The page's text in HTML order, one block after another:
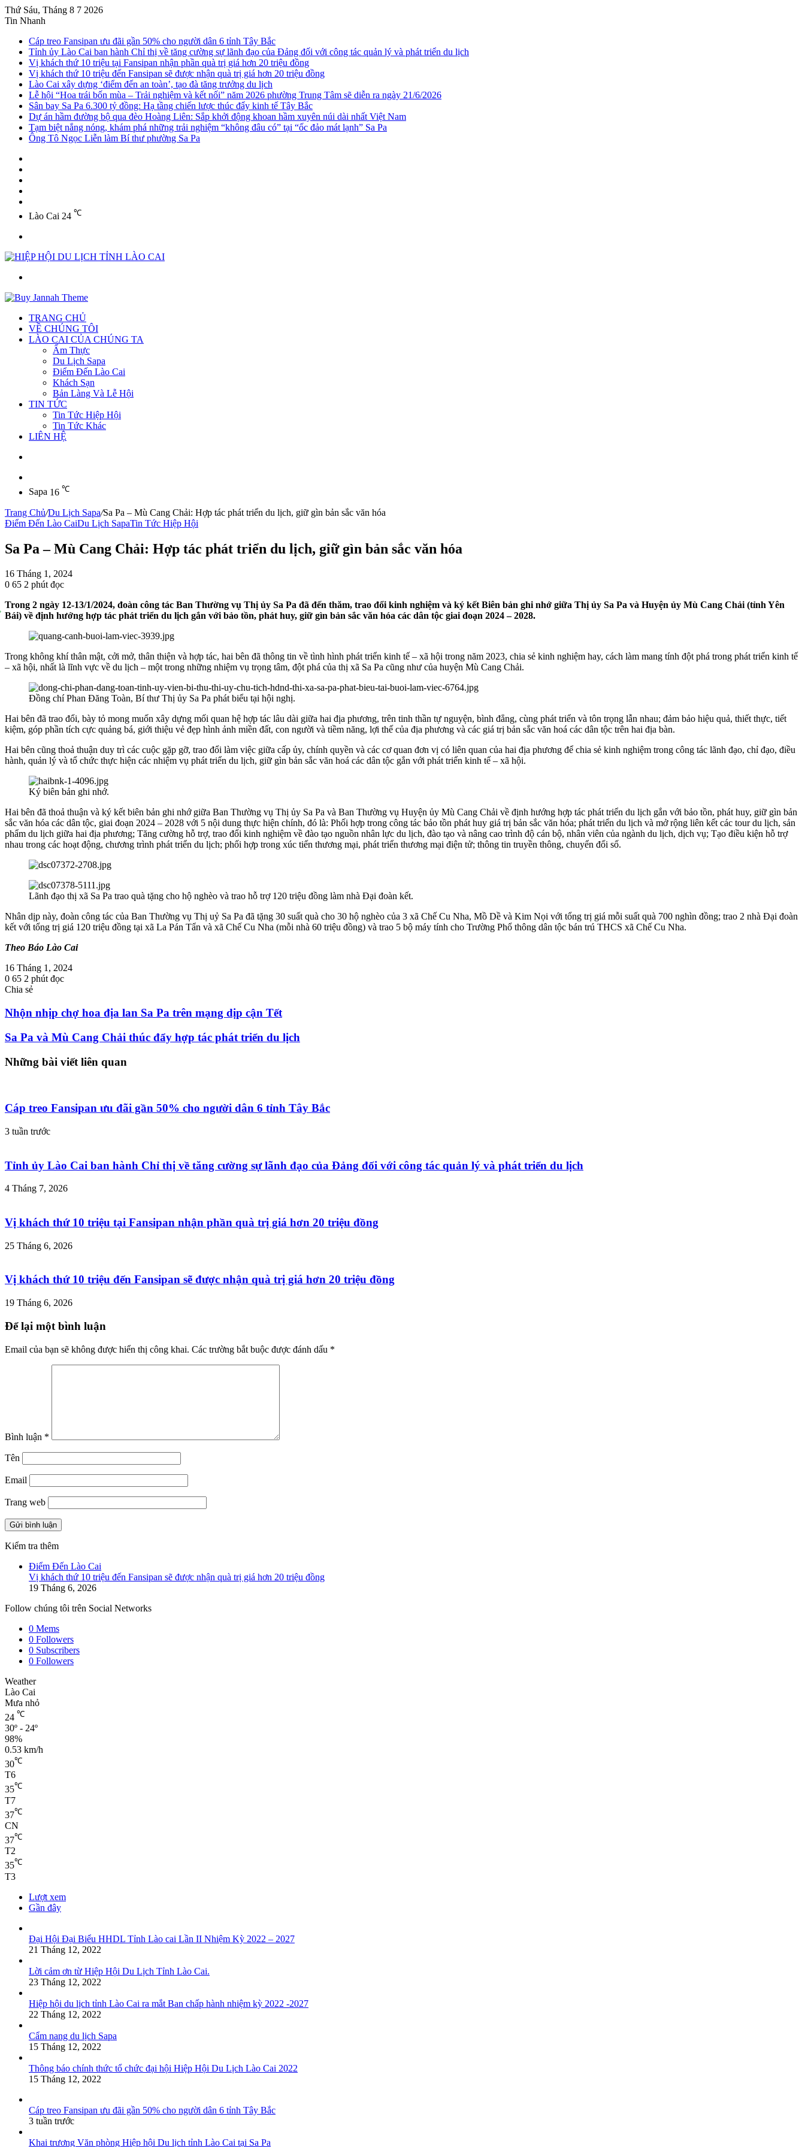
Thứ Sáu, Tháng 8 7 2026
Tin Nhanh
Cáp treo Fansipan ưu đãi gần 50% cho người dân 6 tỉnh Tây Bắc
Tỉnh ủy Lào Cai ban hành Chỉ thị về tăng cường sự lãnh đạo của Đảng đối với công tác quản lý và phát triển du lịch
Vị khách thứ 10 triệu tại Fansipan nhận phần quà trị giá hơn 20 triệu đồng
Vị khách thứ 10 triệu đến Fansipan sẽ được nhận quà trị giá hơn 20 triệu đồng
Lào Cai xây dựng ‘điểm đến an toàn’, tạo đà tăng trưởng du lịch
Lễ hội “Hoa trái bốn mùa – Trải nghiệm và kết nối” năm 2026 phường Trung Tâm sẽ diễn ra ngày 21/6/2026
Sân bay Sa Pa 6.300 tỷ đồng: Hạ tầng chiến lược thúc đẩy kinh tế Tây Bắc
Dự án hầm đường bộ qua đèo Hoàng Liên: Sắp khởi động khoan hầm xuyên núi dài nhất Việt Nam
Tạm biệt nắng nóng, khám phá những trải nghiệm “không đâu có” tại “ốc đảo mát lạnh” Sa Pa
Ông Tô Ngọc Liễn làm Bí thư phường Sa Pa
Lào Cai 24 ℃
TRANG CHỦ
VỀ CHÚNG TÔI
LÀO CAI CỦA CHÚNG TA
Ẩm Thực
Du Lịch Sapa
Điểm Đến Lào Cai
Khách Sạn
Bản Làng Và Lễ Hội
TIN TỨC
Tin Tức Hiệp Hội
Tin Tức Khác
LIÊN HỆ
Sapa 16 ℃
Trang Chủ/Du Lịch Sapa/Sa Pa – Mù Cang Chải: Hợp tác phát triển du lịch, giữ gìn bản sắc văn hóa
Điểm Đến Lào CaiDu Lịch SapaTin Tức Hiệp Hội
Sa Pa – Mù Cang Chải: Hợp tác phát triển du lịch, giữ gìn bản sắc văn hóa
16 Tháng 1, 2024
0 65 2 phút đọc
Trong 2 ngày 12-13/1/2024, đoàn công tác Ban Thường vụ Thị ủy Sa Pa đã đến thăm, trao đổi kinh nghiệm và ký kết Biên bản ghi nhớ giữa Thị ủy Sa Pa và Huyện ủy Mù Cang Chải (tỉnh Yên
Bái) về định hướng hợp tác phát triển du lịch gắn với bảo tồn, phát huy, giữ gìn bản sắc văn hóa các dân tộc giai đoạn 2024 – 2028.
Trong không khí thân mật, cởi mở, thân thiện và hợp tác, hai bên đã thông tin về tình hình phát triển kinh tế – xã hội trong năm 2023, chia sẻ kinh nghiệm hay, cách làm mang tính đột phá trong phát triển kinh tế
– xã hội, nhất là lĩnh vực về du lịch – một trong những nhiệm vụ trọng tâm, đột phá của thị xã Sa Pa cũng như của huyện Mù Cang Chải.
Đồng chí Phan Đăng Toàn, Bí thư Thị ủy Sa Pa phát biểu tại hội nghị.
Hai bên đã trao đổi, bày tỏ mong muốn xây dựng mối quan hệ hợp tác lâu dài giữa hai địa phương, trên tinh thần tự nguyện, bình đẳng, cùng phát triển và tôn trọng lẫn nhau; đảm bảo hiệu quả, thiết thực, tiết
kiệm, góp phần tích cực quảng bá, giới thiệu vẻ đẹp hình ảnh miền đất, con người và tiềm năng, lợi thế của địa phương và các giá trị bản sắc văn hoá các dân tộc trên hai địa bàn.
Hai bên cũng thoả thuận duy trì các cuộc gặp gỡ, trao đổi làm việc giữa cấp ủy, chính quyền và các cơ quan đơn vị có liên quan của hai địa phương để chia sẻ kinh nghiệm trong công tác lãnh đạo, chỉ đạo, điều
hành, quản lý và tổ chức thực hiện các nhiệm vụ phát triển du lịch, giữ gìn bản sắc văn hoá các dân tộc gắn với phát triển kinh tế – xã hội.
Ký biên bản ghi nhớ.
Hai bên đã thoả thuận và ký kết biên bản ghi nhớ giữa Ban Thường vụ Thị ủy Sa Pa và Ban Thường vụ Huyện ủy Mù Cang Chải về định hướng hợp tác phát triển du lịch gắn với bảo tồn, phát huy, giữ gìn bản
sắc văn hóa các dân tộc, giai đoạn 2024 – 2028 với 5 nội dung thực hiện chính, đó là: Phối hợp trong công tác bảo tồn phát huy giá trị bản sắc văn hóa; phát triển du lịch và mở rộng liên kết các tour du lịch, sản
phẩm du lịch giữa hai địa phương; Tăng cường hỗ trợ, trao đổi kinh nghiệm về đào tạo nguồn nhân lực du lịch, đào tạo và nâng cao trình độ cán bộ, nhân viên của ngành du lịch, dịch vụ; Tạo điều kiện hỗ trợ
nhau trong các hoạt động, chương trình phát triển du lịch; phối hợp trong xúc tiến thương mại, phát triển thương mại điện tử; thông tin truyền thông, chuyển đổi số.
Lãnh đạo thị xã Sa Pa trao quà tặng cho hộ nghèo và trao hỗ trợ 120 triệu đồng làm nhà Đại đoàn kết.
Nhân dịp này, đoàn công tác của Ban Thường vụ Thị uỷ Sa Pa đã tặng 30 suất quà cho 30 hộ nghèo của 3 xã Chế Cu Nha, Mồ Dề và Kim Nọi với tổng trị giá mỗi suất quà 700 nghìn đồng; trao 2 nhà Đại đoàn
kết với tổng trị giá 120 triệu đồng tại xã La Pán Tẩn và xã Chế Cu Nha (mỗi nhà 60 triệu đồng) và trao 5 bộ máy tính cho Trường Phổ thông dân tộc bán trú THCS xã Chế Cu Nha.
Theo Báo Lào Cai
16 Tháng 1, 2024
0 65 2 phút đọc
Chia sẻ
sẻ
email
Nhộn nhịp chợ hoa địa lan Sa Pa trên mạng dịp cận Tết
Sa Pa và Mù Cang Chải thúc đẩy hợp tác phát triển du lịch
Những bài viết liên quan
Cáp treo Fansipan ưu đãi gần 50% cho người dân 6 tỉnh Tây Bắc
3 tuần trước
Tỉnh ủy Lào Cai ban hành Chỉ thị về tăng cường sự lãnh đạo của Đảng đối với công tác quản lý và phát triển du lịch
4 Tháng 7, 2026
Vị khách thứ 10 triệu tại Fansipan nhận phần quà trị giá hơn 20 triệu đồng
25 Tháng 6, 2026
Vị khách thứ 10 triệu đến Fansipan sẽ được nhận quà trị giá hơn 20 triệu đồng
19 Tháng 6, 2026
Để lại một bình luận
Email của bạn sẽ không được hiển thị công khai. Các trường bắt buộc được đánh dấu *
Bình luận *
Tên
Email
Trang web
Kiểm tra thêm
Điểm Đến Lào Cai
Vị khách thứ 10 triệu đến Fansipan sẽ được nhận quà trị giá hơn 20 triệu đồng
19 Tháng 6, 2026
Follow chúng tôi trên Social Networks
0 Mems
0 Followers
0 Subscribers
0 Followers
Weather
Lào Cai
Mưa nhỏ
24 ℃
30º - 24º
98%
0.53 km/h
30℃
T6
35℃
T7
37℃
CN
37℃
T2
35℃
T3
Lượt xem
Gần đây
Đại Hội Đại Biểu HHDL Tỉnh Lào cai Lần II Nhiệm Kỳ 2022 – 2027
21 Tháng 12, 2022
Lời cảm ơn từ Hiệp Hội Du Lịch Tỉnh Lào Cai.
23 Tháng 12, 2022
Hiệp hội du lịch tỉnh Lào Cai ra mắt Ban chấp hành nhiệm kỳ 2022 -2027
22 Tháng 12, 2022
Cẩm nang du lịch Sapa
15 Tháng 12, 2022
Thông báo chính thức tổ chức đại hội Hiệp Hội Du Lịch Lào Cai 2022
15 Tháng 12, 2022
Cáp treo Fansipan ưu đãi gần 50% cho người dân 6 tỉnh Tây Bắc
3 tuần trước
Khai trương Văn phòng Hiệp hội Du lịch tỉnh Lào Cai tại Sa Pa